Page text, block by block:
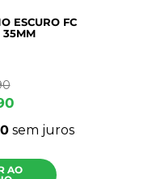
ESCURO FC
35MM
sem juros
AO